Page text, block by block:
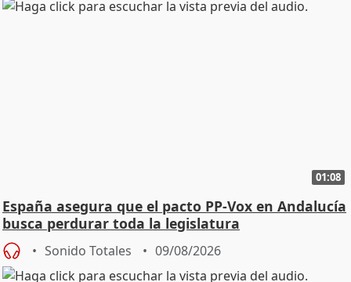
01:08
España asegura que el pacto PP-Vox en Andalucía
busca perdurar toda la legislatura
Sonido Totales 09/08/2026